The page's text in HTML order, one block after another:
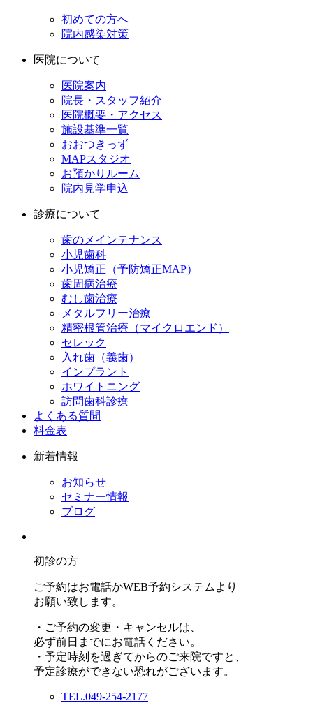
初めての方へ
院内感染対策
医院について
医院案内
院長・スタッフ紹介
医院概要・アクセス
施設基準一覧
おおつきっず
MAPスタジオ
お預かりルーム
院内見学申込
診療について
歯のメインテナンス
小児歯科
小児矯正（予防矯正MAP）
歯周病治療
むし歯治療
メタルフリー治療
精密根管治療（マイクロエンド）
セレック
入れ歯（義歯）
インプラント
ホワイトニング
訪問歯科診療
よくある質問
料金表
新着情報
お知らせ
セミナー情報
ブログ
初診の方
ご予約はお電話かWEB予約システムより
お願い致します。
・ご予約の変更・キャンセルは、
必ず前日までにお電話ください。
・予定時刻を過ぎてからのご来院ですと、
予定診療ができない恐れがございます。
TEL.049-254-2177